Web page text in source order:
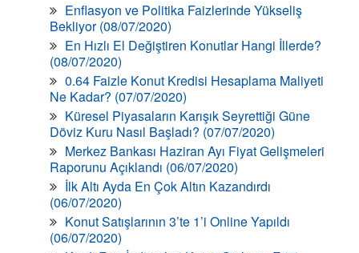
Enflasyon ve Politika Faizlerinde Yükseliş
Bekliyor (08/07/2020)
En Hızlı El Değiştiren Konutlar Hangi İllerde?
(08/07/2020)
0.64 Faizle Konut Kredisi Hesaplama Maliyeti
Ne Kadar? (07/07/2020)
Küresel Piyasaların Karışık Seyrettiği Güne
Döviz Kuru Nasıl Başladı? (07/07/2020)
Merkez Bankası Haziran Ayı Fiyat Gelişmeleri
Raporunu Açıklandı (06/07/2020)
İlk Altı Ayda En Çok Altın Kazandırdı
(06/07/2020)
Konut Satışlarının 3’te 1’i Online Yapıldı
(06/07/2020)